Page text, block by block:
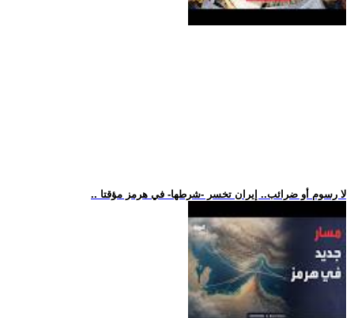
.. لا رسوم أو ضرائب.. إيران تخسر -شرطها- في هرمز مؤقتا